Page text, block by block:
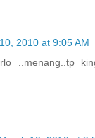
2010 at 9:05 AM
..menang..tp